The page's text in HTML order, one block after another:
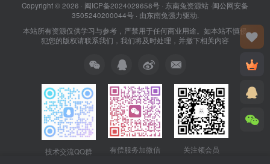
Copyright © 2026 · 闽ICP备2024029658号 · 东南兔资源站 ·闽公网安备
3505240200044号· 由东南兔强力驱动.
本站所有资源仅供学习与参考，严禁用于任何商业用途。如本站不慎侵
犯您的版权请联系我们，我们将及时处理，并撤下相关内容
技术交流QQ群 有偿服务加微信 关注领会员